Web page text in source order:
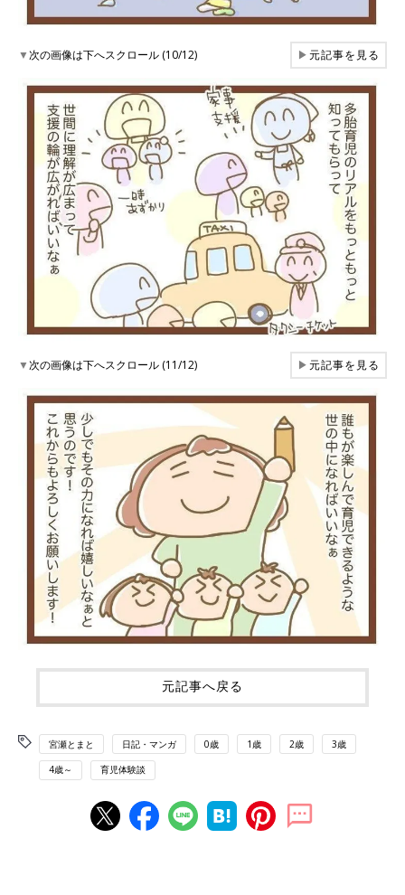
▼次の画像は下へスクロール (10/12) ▶元記事を見る
▼次の画像は下へスクロール (11/12) ▶元記事を見る
元記事へ戻る
宮瀬とまと 日記・マンガ 0歳 1歳 2歳 3歳
4歳～ 育児体験談